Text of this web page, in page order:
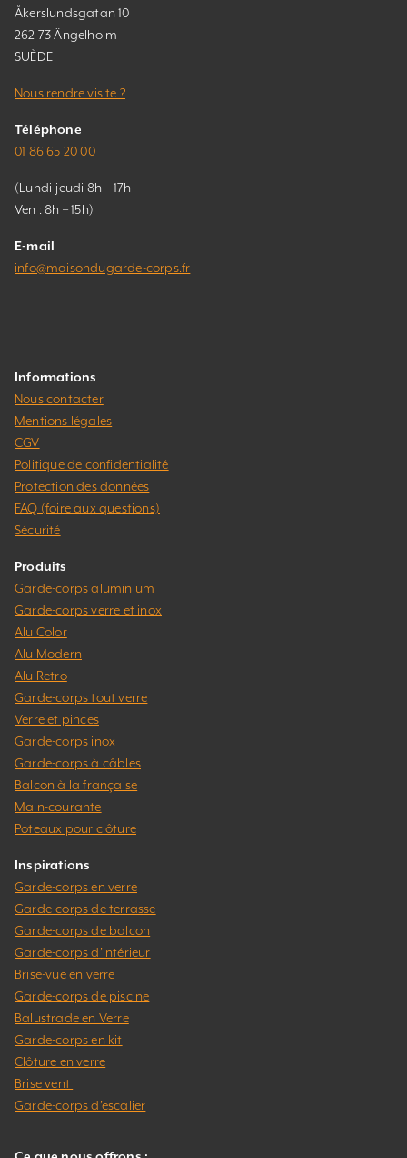
Åkerslundsgatan 10
262 73 Ängelholm
SUÈDE
Nous rendre visite ?
Téléphone
01 86 65 20 00
(Lundi-jeudi 8h – 17h
Ven : 8h – 15h)
E-mail
info@maisondugarde-corps.fr
Informations
Nous contacter
Mentions légales
CGV
Politique de confidentialité
Protection des données
FAQ (foire aux questions)
Sécurité
Produits
Garde-corps aluminium
Garde-corps verre et inox
Alu Color
Alu Modern
Alu Retro
Garde-corps tout verre
Verre et pinces
Garde-corps inox
Garde-corps à câbles
Balcon à la française
Main-courante
Poteaux pour clôture
Inspirations
Garde-corps en verre
Garde-corps de terrasse
Garde-corps de balcon
Garde-corps d’intérieur
Brise-vue en verre
Garde-corps de piscine
Balustrade en Verre
Garde-corps en kit
Clôture en verre
Brise vent
Garde-corps d’escalier